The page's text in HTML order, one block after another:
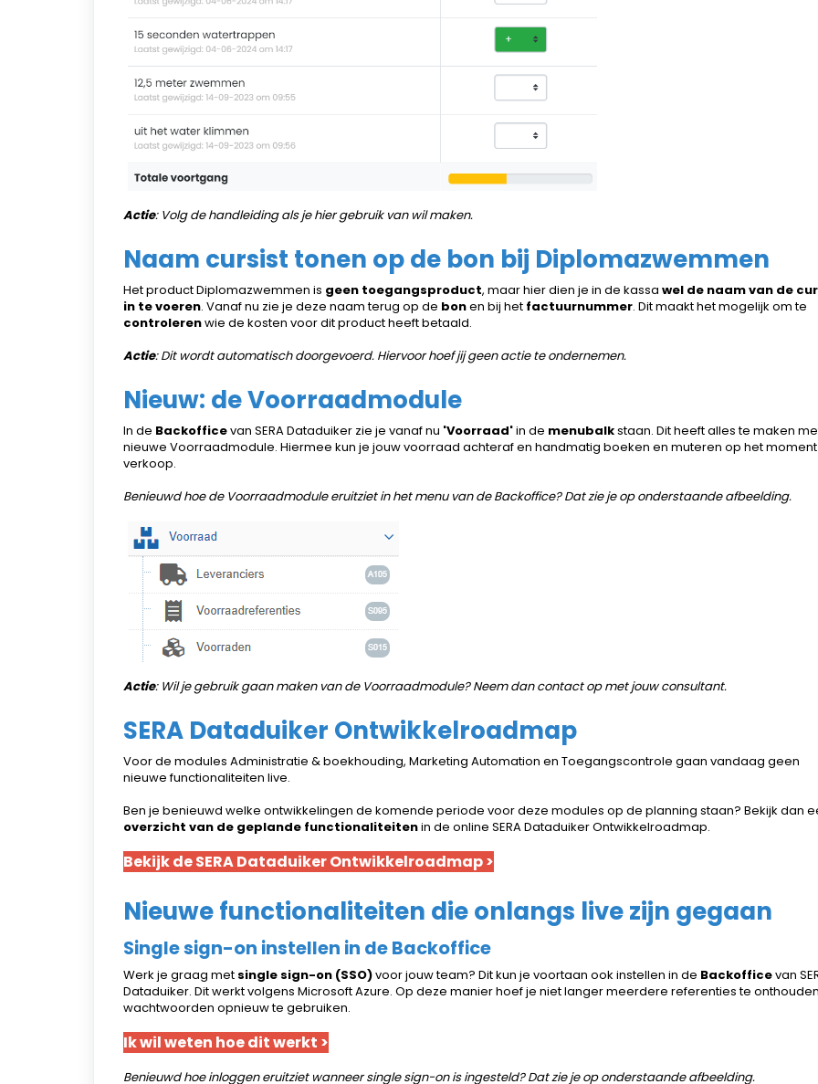
Actie: Volg de handleiding als je hier gebruik van wil maken.
Naam cursist tonen op de bon bij Diplomazwemmen
Het product Diplomazwemmen is geen toegangsproduct, maar hier dien je in de kassa wel de naam van de
in te voeren. Vanaf nu zie je deze naam terug op de bonen bij het factuurnummer. Dit maakt het mogelijk om te
controlerenwie de kosten voor dit product heeft betaald.
Actie: Dit wordt automatisch doorgevoerd. Hiervoor hoef jij geen actie te ondernemen.
Nieuw: de Voorraadmodule
In de Backofficevan SERA Dataduiker zie je vanaf nu 'Voorraad'in de menubalkstaan. Dit heeft alles te maken
nieuwe Voorraadmodule. Hiermee kun je jouw voorraad achteraf en handmatig boeken en muteren op het
verkoop.
Benieuwd hoe de Voorraadmodule eruitziet in het menu van de Backoffice? Dat zie je op onderstaande afbeelding.
Actie: Wil je gebruik gaan maken van de Voorraadmodule? Neem dan contact op met jouw consultant.
SERA Dataduiker Ontwikkelroadmap
Voor de modules Administratie & boekhouding, Marketing Automation en Toegangscontrole gaan vandaag geen
nieuwe functionaliteiten live.
Ben je benieuwd welke ontwikkelingen de komende periode voor deze modules op de planning staan? Bekijk dan
overzicht van de geplande functionaliteitenin de online SERA Dataduiker Ontwikkelroadmap.
Bekijk de SERA Dataduiker Ontwikkelroadmap >
Nieuwe functionaliteiten die onlangs live zijn gegaan
Single sign-on instellen in de Backoffice
Werk je graag met single sign-on (SSO)voor jouw team? Dit kun je voortaan ook instellen in de Backofficevan
Dataduiker. Dit werkt volgens Microsoft Azure. Op deze manier hoef je niet langer meerdere referenties te
wachtwoorden opnieuw te gebruiken.
Ik wil weten hoe dit werkt >
Benieuwd hoe inloggen eruitziet wanneer single sign-on is ingesteld? Dat zie je op onderstaande afbeelding.